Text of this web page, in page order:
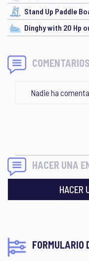
Stand Up Paddle
Dinghy with 20 Hp
Nadie ha
HACER UNA
HACER
FORMULARIO